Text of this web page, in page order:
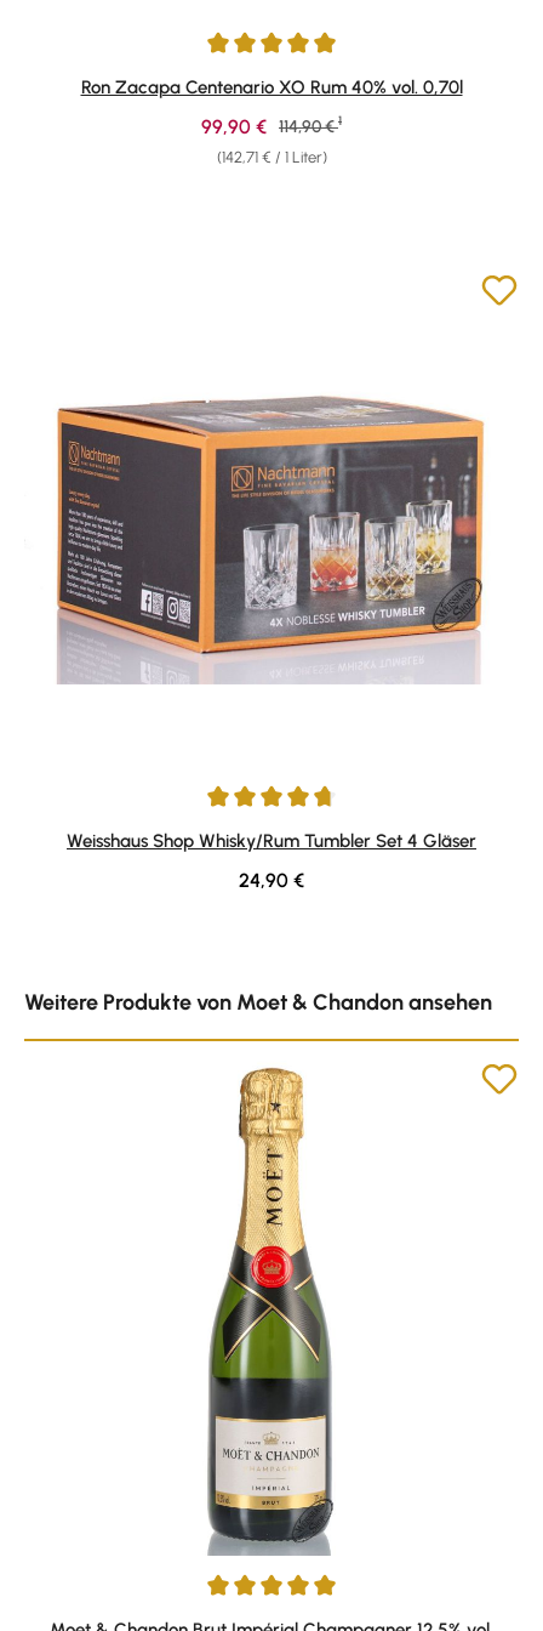
Durchschnittliche Bewertung von 4.95 von 5 Sternen
Ron Zacapa Centenario XO Rum 40% vol. 0,70l
(142,71 € / 1 Liter)
Verkaufspreis:
99,90 € Regulärer Preis:
114,90 € 1
Durchschnittliche Bewertung von 4.81 von 5 Sternen
Weisshaus Shop Whisky/Rum Tumbler Set 4 Gläser
Regulärer Preis:
24,90 €
Weitere Produkte von Moet & Chandon ansehen
Durchschnittliche Bewertung von 5 von 5 Sternen